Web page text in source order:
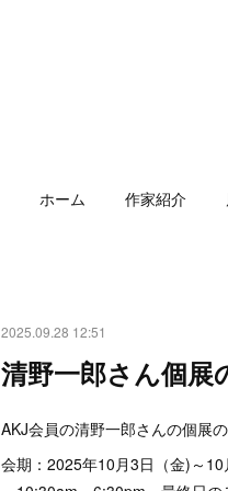
ホーム 作家紹介
2025.09.28 12:51
清野一郎さん個展
AKJ会員の清野一郎さんの個展の
会期：2025年10月3日（金)～